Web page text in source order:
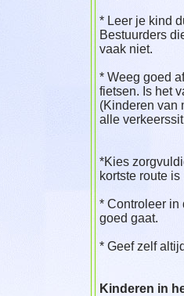
* Leer je kind
Bestuurders
vaak niet.
* Weeg goed
fietsen. Is het
(Kinderen van
alle
*Kies
kortste route
* Controleer in
goed gaat.
* Geef zelf
Kinderen in